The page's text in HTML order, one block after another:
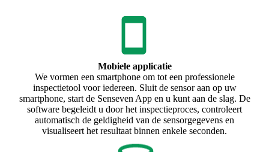
Mobiele applicatie
We vormen een smartphone om tot een professionele
inspectietool voor iedereen. Sluit de sensor aan op uw
smartphone, start de Senseven App en u kunt aan de slag. De
software begeleidt u door het inspectieproces, controleert
automatisch de geldigheid van de sensorgegevens en
visualiseert het resultaat binnen enkele seconden.